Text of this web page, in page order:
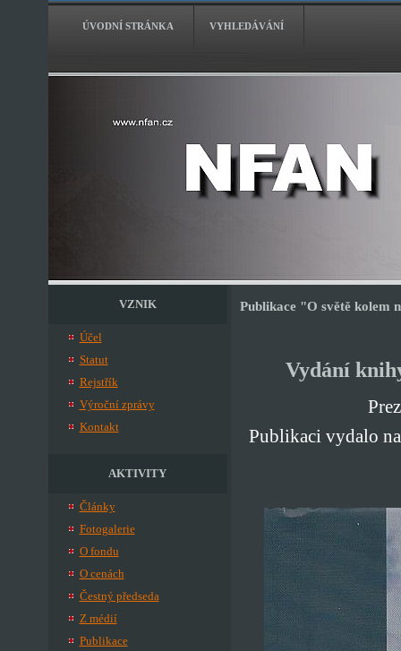
ÚVODNÍ STRÁNKA VYHLEDÁVÁNÍ
VZNIK
Účel
Statut
Rejstřík
Výroční zprávy
Kontakt
AKTIVITY
Články
Fotogalerie
O fondu
O cenách
Čestný předseda
Z médií
Publikace
Publikace "O světě kolem
Vydání
Publikaci vydalo